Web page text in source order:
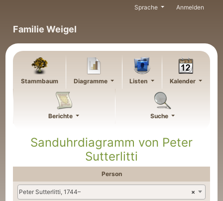
Familie Weigel
Sprache Anmelden
Stammbaum Diagramme Listen Kalender
Berichte Suche
Sanduhrdiagramm von Peter
Sutterlitti
Person
×
Peter Sutterlitti, 1744–